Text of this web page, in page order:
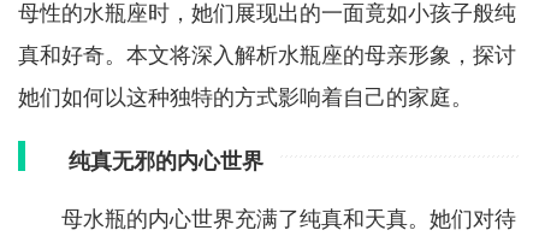
母性的水瓶座时，她们展现出的一面竟如小孩子般纯
真和好奇。本文将深入解析水瓶座的母亲形象，探讨
她们如何以这种独特的方式影响着自己的家庭。
纯真无邪的内心世界
母水瓶的内心世界充满了纯真和天真。她们对待